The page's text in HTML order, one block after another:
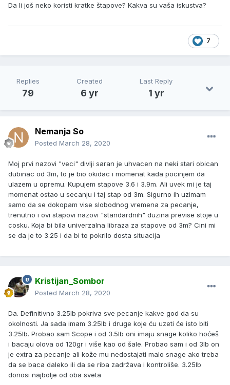
Da li još neko koristi kratke štapove? Kakva su vaša iskustva?
7
Replies
79
Created
6 yr
Last Reply
1 yr
Nemanja So
Posted March 28, 2020
Moj prvi nazovi "veci" divlji saran je uhvacen na neki stari obican
dubinac od 3m, to je bio okidac i momenat kada pocinjem da
ulazem u opremu. Kupujem stapove 3.6 i 3.9m. Ali uvek mi je taj
momenat ostao u secanju i taj stap od 3m. Sigurno ih uzimam
samo da se dokopam vise slobodnog vremena za pecanje,
trenutno i ovi stapovi nazovi "standardnih" duzina previse stoje u
cosku. Koja bi bila univerzalna libraza za stapove od 3m? Cini mi
se da je to 3.25 i da bi to pokrilo dosta situacija
Kristijan_Sombor
Posted March 28, 2020
Da. Definitivno 3.25lb pokriva sve pecanje kakve god da su
okolnosti. Ja sada imam 3.25lb i druge koje ću uzeti će isto biti
3.25lb. Probao sam Scope i od 3.5lb oni imaju snage koliko hoćeš
i bacaju olova od 120gr i više kao od šale. Probao sam i od 3lb on
je extra za pecanje ali kože mu nedostajati malo snage ako treba
da se baca daleko ili da se riba zadržava i kontroliše. 3.25lb
donosi najbolje od oba sveta